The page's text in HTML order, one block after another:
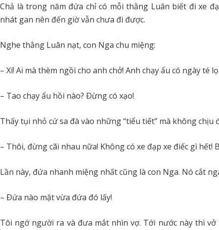
Chả là trong năm đứa chỉ có mỗi thằng Luân biết đi xe
nhát gan nên đến giờ vẫn chưa đi được.
Nghe thằng Luân nạt, con Nga chu miệng:
– Xí! Ai mà thèm ngồi cho anh chở! Anh chạy ẩu có ngày té
– Tao chạy ẩu hồi nào? Ðừng có xạo!
Thấy tụi nhỏ cứ sa đà vào những “tiểu tiết” mà không chịu
– Thôi, đừng cãi nhau nữa! Không có xe đạp xe điếc gì hết!
Lần này, đứa nhanh miệng nhất cũng là con Nga. Nó cắt
– Ðứa nào mặt vừa đứa đó lấy!
Tôi ngớ người ra và đưa mắt nhìn vợ. Tới nước này thì